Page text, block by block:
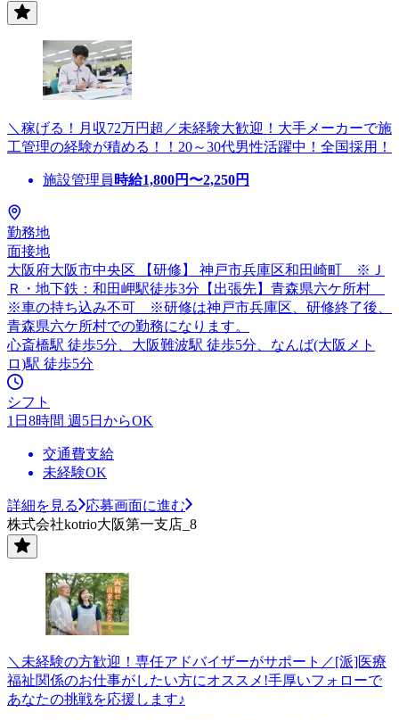
＼稼げる！月収72万円超／未経験大歓迎！大手メーカーで施
工管理の経験が積める！！20～30代男性活躍中！全国採用！
施設管理員 時給1,800円〜2,250円
勤務地
面接地
大阪府大阪市中央区 【研修】 神戸市兵庫区和田崎町 ※Ｊ
Ｒ・地下鉄：和田岬駅徒歩3分【出張先】青森県六ケ所村
※車の持ち込み不可 ※研修は神戸市兵庫区、研修終了後、
青森県六ケ所村での勤務になります。
心斎橋駅 徒歩5分、大阪難波駅 徒歩5分、なんば(大阪メト
ロ)駅 徒歩5分
シフト
1日8時間 週5日からOK
交通費支給
未経験OK
詳細を見る
応募画面に進む
株式会社kotrio大阪第一支店_8
＼未経験の方歓迎！専任アドバイザーがサポート／[派]医療
福祉関係のお仕事がしたい方にオススメ!手厚いフォローで
あなたの挑戦を応援します♪